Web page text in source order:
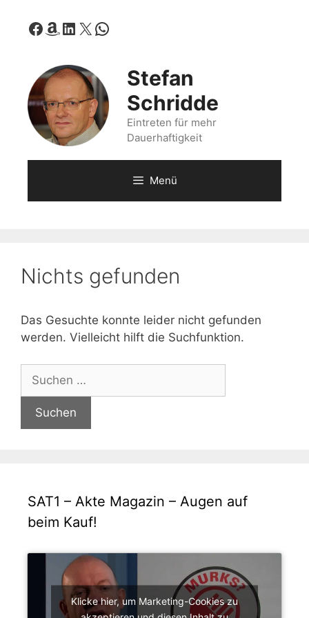
InhaltFacebook
Amazon
LinkedIn
X WhatsApp
Stefan
Schridde
Eintreten für mehr
Dauerhaftigkeit
Menü
Nichts gefunden
Das Gesuchte konnte leider nicht gefunden
werden. Vielleicht hilft die Suchfunktion.
nach:
SAT1 – Akte Magazin – Augen auf
beim Kauf!
Klicke hier, um Marketing-Cookies zu